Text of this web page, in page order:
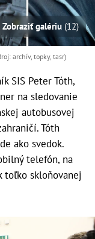
Zobraziť galériu (12)
archív, topky, tasr)
SIS Peter Tóth,
na sledovanie
autobusovej
Tóth
ako svedok.
telefón, na
toľko skloňovanej